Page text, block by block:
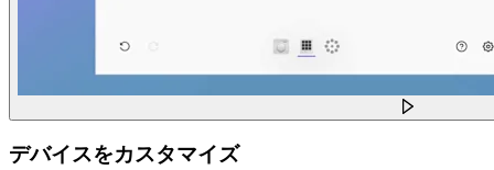
デバイスをカスタマイズ